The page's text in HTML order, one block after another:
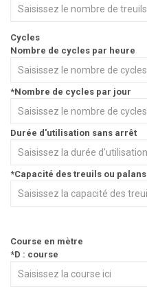
Cycles
Nombre de cycles par heure
*Nombre de cycles par jour
Durée d'utilisation sans arrêt
*Capacité des treuils ou palans
Course en mètre
*D : course